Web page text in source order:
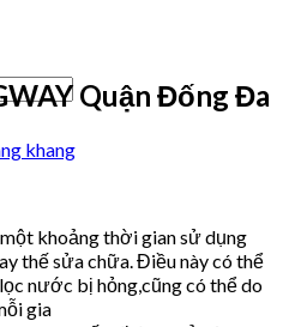
Quận Đống Đa
khang
khoảng thời gian sử dụng
thế sửa chữa. Điều này có thể
nước bị hỏng,cũng có thể do
gia